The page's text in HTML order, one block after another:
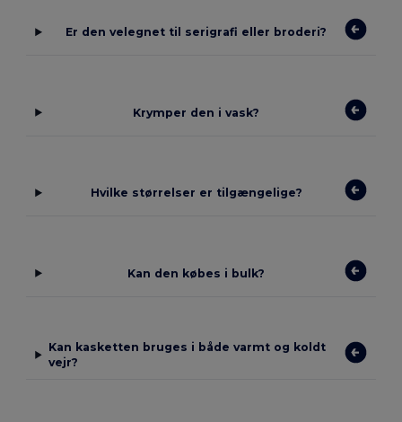
Er den velegnet til serigrafi eller broderi?
Krymper den i vask?
Hvilke størrelser er tilgængelige?
Kan den købes i bulk?
Kan kasketten bruges i både varmt og koldt
vejr?